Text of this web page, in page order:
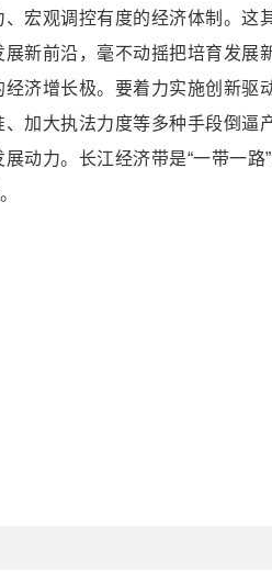
宏观调控有度的经济体制。这
新前沿，毫不动摇把培育发展
济增长极。要着力实施创新驱
加大执法力度等多种手段倒逼
动力。长江经济带是“一带一